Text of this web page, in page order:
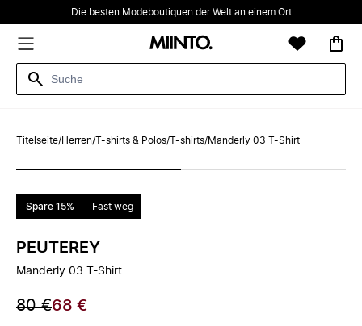
Die besten Modeboutiquen der Welt an einem Ort
Titelseite/Herren/T-shirts & Polos/T-shirts/Manderly 03 T-Shirt
Spare 15% Fast weg
PEUTEREY
Manderly 03 T-Shirt
80 €68 €